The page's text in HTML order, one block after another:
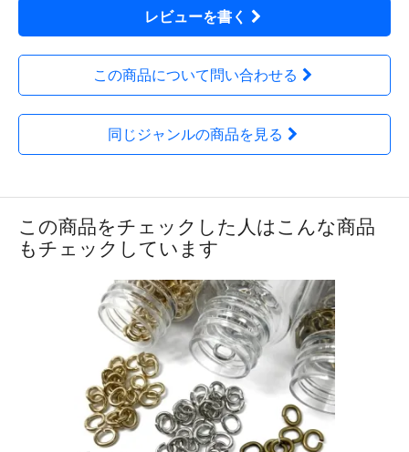
レビューを書く
この商品について問い合わせる
同じジャンルの商品を見る
この商品をチェックした人はこんな商品
もチェックしています